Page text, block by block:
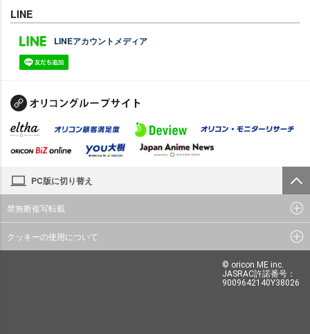
LINE
LINEアカウントメディア
PC版に切り替え
禁無断複写転載
クッキーの使用について
© oricon ME inc.
JASRAC許諾番号：
9009642140Y38026